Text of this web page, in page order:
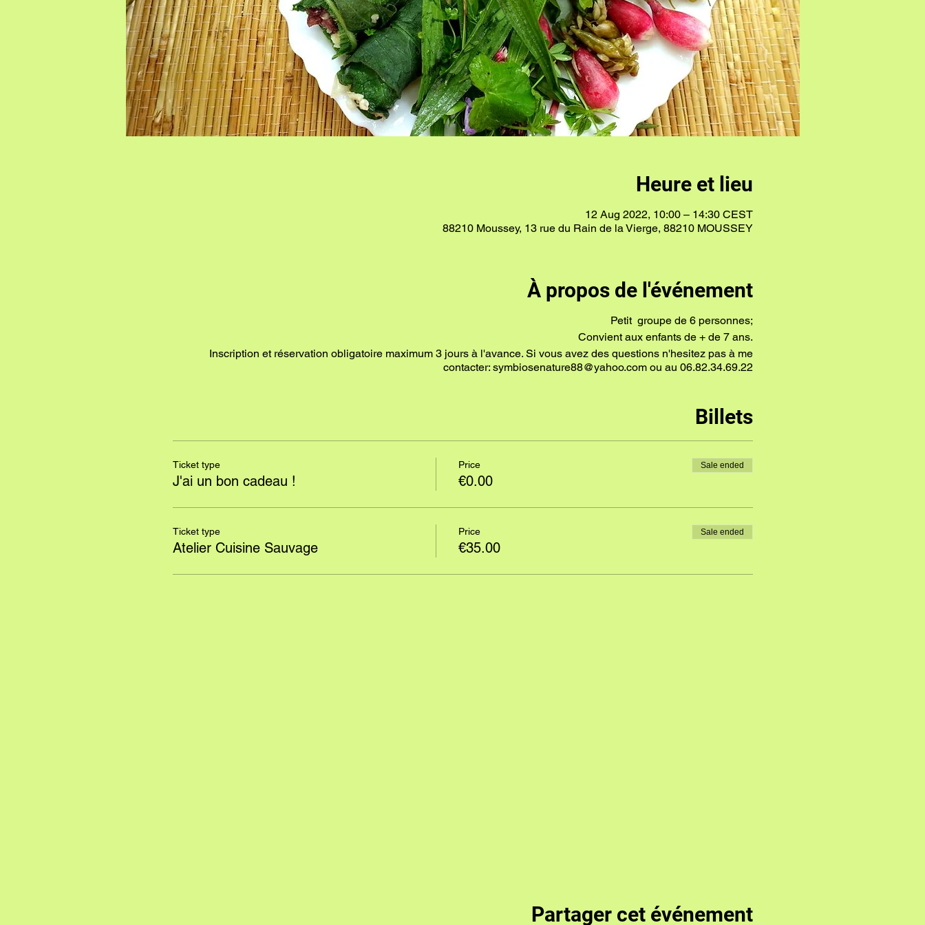
Heure et lieu
12 Aug 2022, 10:00 – 14:30 CEST
88210 Moussey, 13 rue du Rain de la Vierge, 88210 MOUSSEY
À propos de l'événement
Petit groupe de 6 personnes;
Convient aux enfants de + de 7 ans.
Inscription et réservation obligatoire maximum 3 jours à l'avance. Si vous avez des questions n'hesitez pas à me
contacter: symbiosenature88@yahoo.com ou au 06.82.34.69.22
Billets
Ticket type
J'ai un bon cadeau !
Price
€0.00
Sale ended
Ticket type
Atelier Cuisine Sauvage
Price
€35.00
Sale ended
Partager cet événement